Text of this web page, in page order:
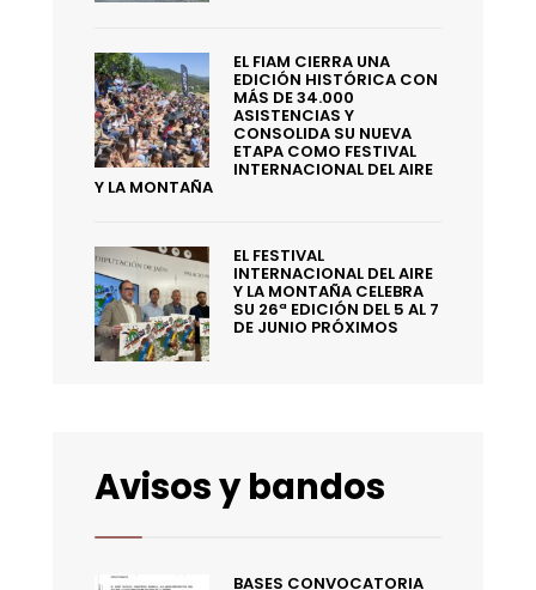
EL FIAM CIERRA UNA
EDICIÓN HISTÓRICA CON
MÁS DE 34.000
ASISTENCIAS Y
CONSOLIDA SU NUEVA
ETAPA COMO FESTIVAL
INTERNACIONAL DEL AIRE
Y LA MONTAÑA
EL FESTIVAL
INTERNACIONAL DEL AIRE
Y LA MONTAÑA CELEBRA
SU 26ª EDICIÓN DEL 5 AL 7
DE JUNIO PRÓXIMOS
Avisos y bandos
BASES CONVOCATORIA